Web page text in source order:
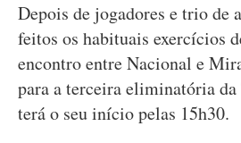
Depois de jogadores e trio de
feitos os habituais exercícios
encontro entre Nacional e
para a terceira eliminatória da
terá o seu início pelas 15h30.